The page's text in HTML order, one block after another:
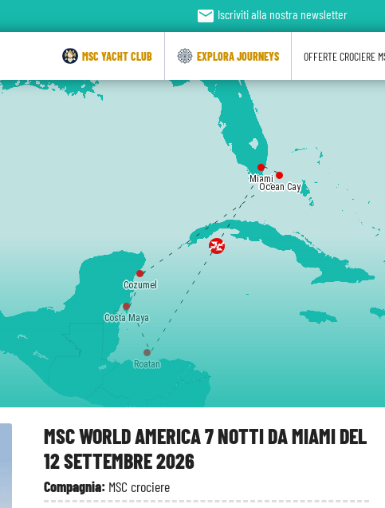
MSC WORLD AMERICA 7 NOTTI DA MIAMI DEL
12 SETTEMBRE 2026
Compagnia: MSC crociere
Miami
Roatan
Costa Maya
Cozumel
Ocean Cay
email Iscriviti alla nostra newsletter
MSC YACHT CLUB EXPLORA JOURNEYS OFFERTE CROCIERE